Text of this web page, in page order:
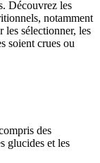
Découvrez les
notamment
les sélectionner, les
soient crues ou
des
glucides et les